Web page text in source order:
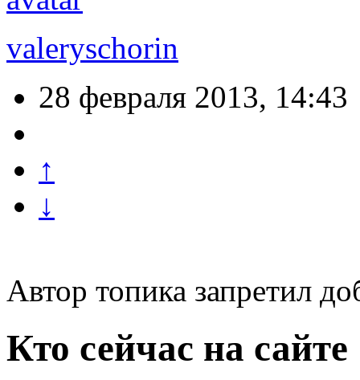
valeryschorin
28 февраля 2013, 14:43
↑
↓
Автор топика запретил
Кто сейчас на сайте